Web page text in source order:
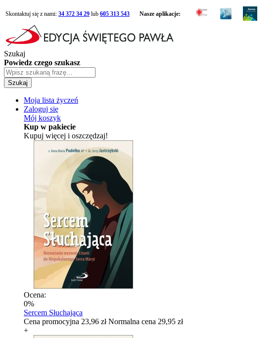
Skontaktuj się z nami: 34 372 34 29 lub 605 313 543 Nasze aplikacje:
Szukaj
Powiedz czego szukasz
Szukaj
Moja lista życzeń
Zaloguj się
Mój koszyk
Kup w pakiecie
Kupuj więcej i oszczędzaj!
Ocena:
0%
Sercem Słuchająca
Cena promocyjna 23,96 zł Normalna cena 29,95 zł
+